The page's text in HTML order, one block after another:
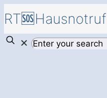
RT🆘Hausnotruf
✕